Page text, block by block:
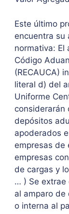
Este último
encuentra su
normativa: El
Código
(RECAUCA)
literal d) del
Uniforme
considerarán
depósitos
apoderados
empresas de
empresas
de cargas y
… ) Se extrae
al amparo de
o interna al